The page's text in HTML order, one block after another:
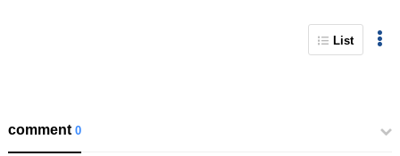
List
comment0